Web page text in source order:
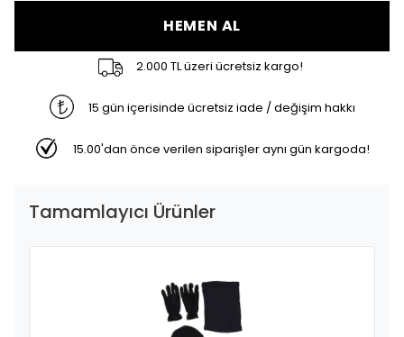
HEMEN AL
2.000 TL üzeri ücretsiz kargo!
15 gün içerisinde ücretsiz iade / değişim hakkı
15.00'dan önce verilen siparişler aynı gün kargoda!
Tamamlayıcı Ürünler